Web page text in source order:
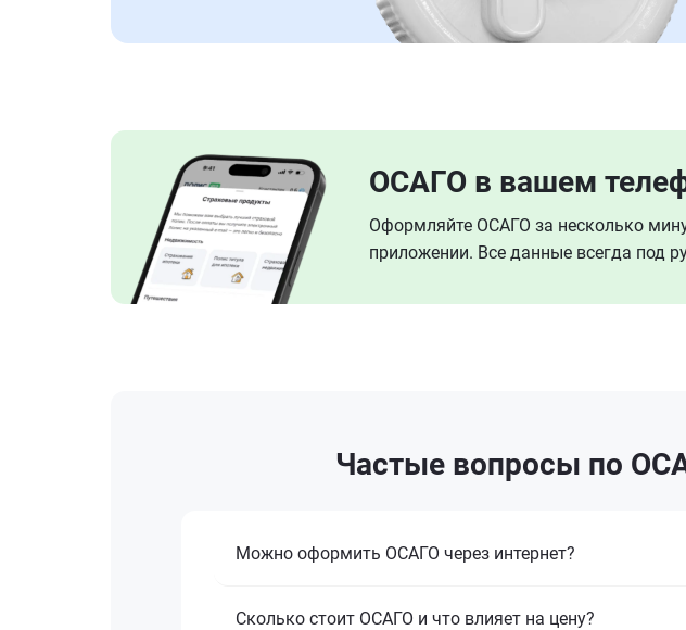
ОСАГО в вашем
Оформляйте ОСАГО за несколько
приложении. Все данные всегда под
Частые вопросы по
Можно оформить ОСАГО через интернет?
Сколько стоит ОСАГО и что влияет на цену?